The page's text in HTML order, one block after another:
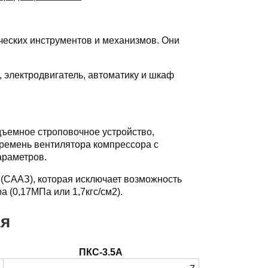
инструментов и механизмов. Они
автоматику и шкаф
строповочное устройство,
вентилятора компрессора с
которая исключает возможность
(0,17МПа или 1,7кгс/см2).
ПКС-3.5А